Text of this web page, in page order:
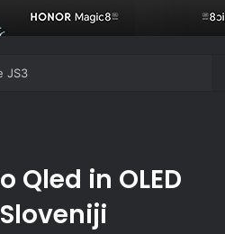
JS3
Qled in OLED